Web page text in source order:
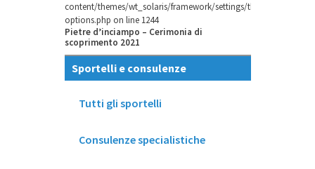
content/themes/wt_solaris/framework/settings/theme-
options.php on line 1244
Pietre d’inciampo – Cerimonia di
scoprimento 2021
Sportelli e consulenze
Tutti gli sportelli
Consulenze specialistiche